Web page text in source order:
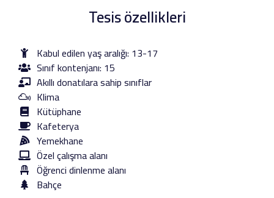
Tesis özellikleri
Kabul edilen yaş aralığı: 13-17
Sınıf kontenjanı: 15
Akıllı donatılara sahip sınıflar
Klima
Kütüphane
Kafeterya
Yemekhane
Özel çalışma alanı
Öğrenci dinlenme alanı
Bahçe